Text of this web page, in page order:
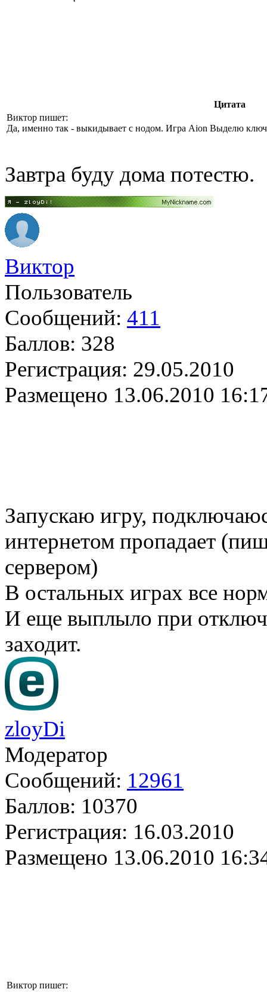
Цитата
Виктор пишет:
Да, именно так - выкидывает с нодом. Игра Aion Выделю
Завтра буду дома потестю.
Виктор
Пользователь
Сообщений: 411
Баллов: 328
Регистрация: 29.05.2010
Размещено 13.06.2010
Запускаю игру,
интернетом пропадает
сервером)
В остальных играх все
И еще выплыло при
заходит.
zloyDi
Модератор
Сообщений: 12961
Баллов: 10370
Регистрация: 16.03.2010
Размещено 13.06.2010
Виктор пишет: